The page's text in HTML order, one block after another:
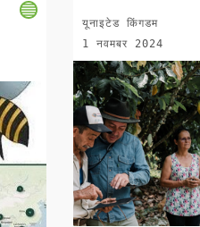
यूनाइटेड किंगडम
1 नवमबर 2024